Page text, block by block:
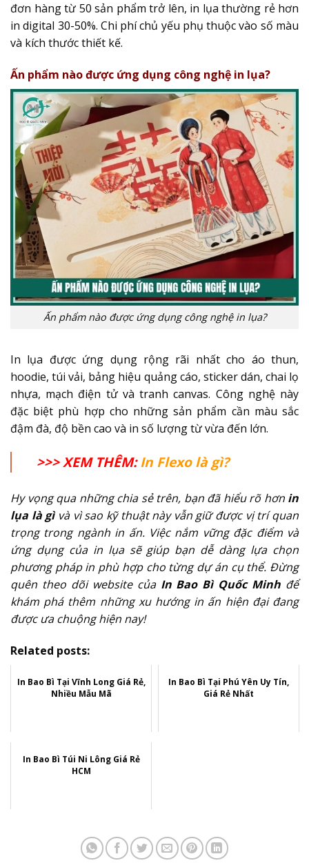
đơn hàng từ 50 sản phẩm trở lên, in lụa thường rẻ hơn
in digital 30-50%. Chi phí chủ yếu phụ thuộc vào số màu
và kích thước thiết kế.
Ấn phẩm nào được ứng dụng công nghệ in lụa?
Ấn phẩm nào được ứng dụng công nghệ in lụa?
In lụa được ứng dụng rộng rãi nhất cho áo thun,
hoodie, túi vải, bảng hiệu quảng cáo, sticker dán, chai lọ
nhựa, mạch điện tử và tranh canvas. Công nghệ này
đặc biệt phù hợp cho những sản phẩm cần màu sắc
đậm đà, độ bền cao và in số lượng từ vừa đến lớn.
>>> XEM THÊM: In Flexo là gì?
Hy vọng qua những chia sẻ trên, bạn đã hiểu rõ hơnin
lụa là gìvà vì sao kỹ thuật này vẫn giữ được vị trí quan
trọng trong ngành in ấn. Việc nắm vững đặc điểm và
ứng dụng của in lụa sẽ giúp bạn dễ dàng lựa chọn
phương pháp in phù hợp cho từng dự án cụ thể. Đừng
quên theo dõi website củaIn Bao Bì Quốc Minh để
khám phá thêm những xu hướng in ấn hiện đại đang
được ưa chuộng hiện nay!
Related posts:
In Bao Bì Tại Vĩnh Long Giá Rẻ,
Nhiều Mẫu Mã
In Bao Bì Tại Phú Yên Uy Tín,
Giá Rẻ Nhất
In Bao Bì Túi Ni Lông Giá Rẻ
HCM